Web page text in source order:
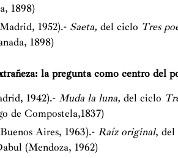
1898)
1952).- Saeta, del ciclo Tres
1898)
la pregunta como centro del
1942).-Muda la luna,del ciclo
de Compostela,1837)
Aires, 1963).-Raíz original, del
(Mendoza, 1962)